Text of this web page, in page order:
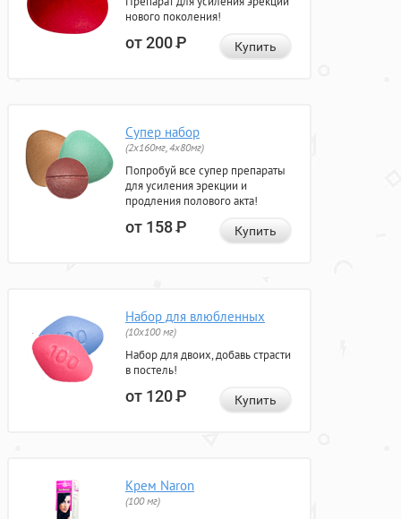
нового поколения!
от 200Р Купить
Супер набор
(2х160мг, 4х80мг)
Попробуй все супер препараты
для усиления эрекции и
продления полового акта!
от 158Р Купить
Набор для влюбленных
(10х100 мг)
Набор для двоих, добавь страсти
в постель!
от 120Р Купить
Крем Naron
(100 мг)